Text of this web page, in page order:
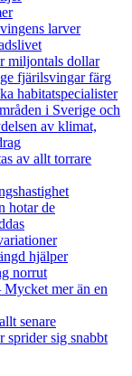
larver
miljontals dollar
fjärilsvingar färg
habitatspecialister
i Sverige och
av klimat,
av allt torrare
hotar de
hjälper
norrut
mer än en
senare
sprider sig snabbt